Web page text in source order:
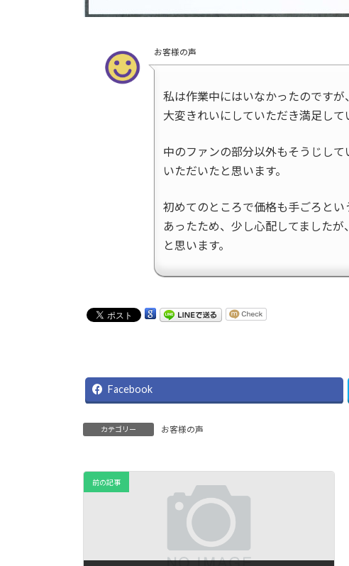
お客様の声
私は作業中にはいなかったのですが
大変きれいにしていただき満足して
中のファンの部分以外もそうじし
いただいたと思います。
初めてのところで価格も手ごろとい
あったため、少し心配してました
と思います。
Facebook
カテゴリー お客様の声
前の記事